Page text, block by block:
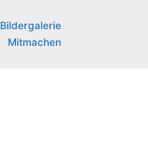
Bildergalerie
Mitmachen